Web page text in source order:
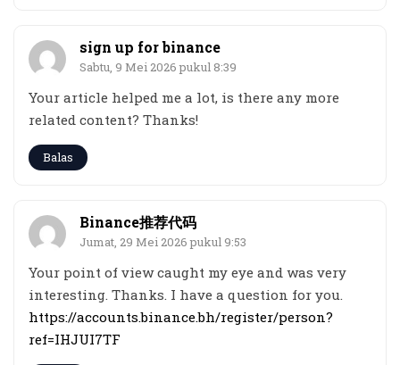
sign up for binance
Sabtu, 9 Mei 2026 pukul 8:39
Your article helped me a lot, is there any more
related content? Thanks!
Balas
Binance推荐代码
Jumat, 29 Mei 2026 pukul 9:53
Your point of view caught my eye and was very
interesting. Thanks. I have a question for you.
https://accounts.binance.bh/register/person?
ref=IHJUI7TF